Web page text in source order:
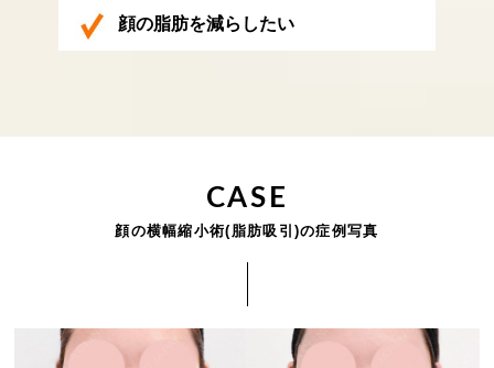
顔の脂肪を減らしたい
CASE
顔の横幅縮小術(脂肪吸引)の症例写真